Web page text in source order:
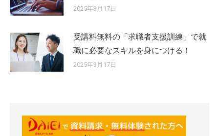
2025年3月17日
受講料無料の「求職者支援訓練」で就
職に必要なスキルを身につける！
2025年3月17日